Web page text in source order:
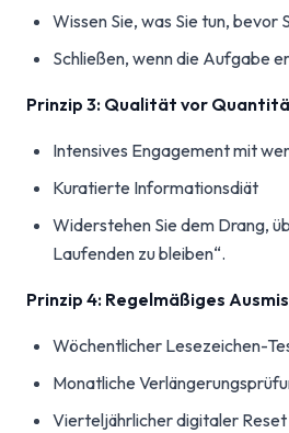
Wissen Sie, was Sie tun, bevor
Schließen, wenn die Aufgabe
Prinzip 3: Qualität vor
Intensives Engagement mit
Kuratierte Informationsdiät
Widerstehen Sie dem Drang,
Laufenden zu bleiben“.
Prinzip 4: Regelmäßiges
Wöchentlicher Lesezeichen-
Monatliche
Vierteljährlicher digitaler Reset